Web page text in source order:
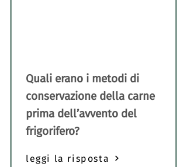
Quali erano i metodi di
conservazione della carne
prima dell’avvento del
frigorifero?
leggi la risposta